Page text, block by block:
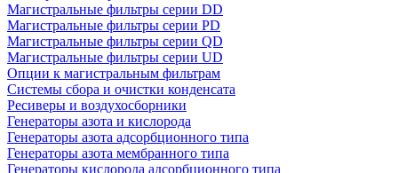
Магистральные фильтры серии DD
Магистральные фильтры серии PD
Магистральные фильтры серии QD
Магистральные фильтры серии UD
Опции к магистральным фильтрам
Системы сбора и очистки конденсата
Ресиверы и воздухосборники
Генераторы азота и кислорода
Генераторы азота адсорбционного типа
Генераторы азота мембранного типа
Генераторы кислорода адсорбционного типа